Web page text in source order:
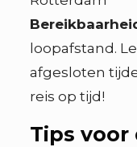
loopafstand.
afgesloten
reis op tijd!
Tips